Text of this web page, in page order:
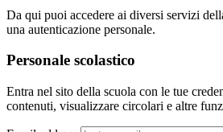
Da qui puoi accedere ai diversi servizi
una autenticazione personale.
Personale scolastico
Entra nel sito della scuola con le tue
contenuti, visualizzare circolari e altre